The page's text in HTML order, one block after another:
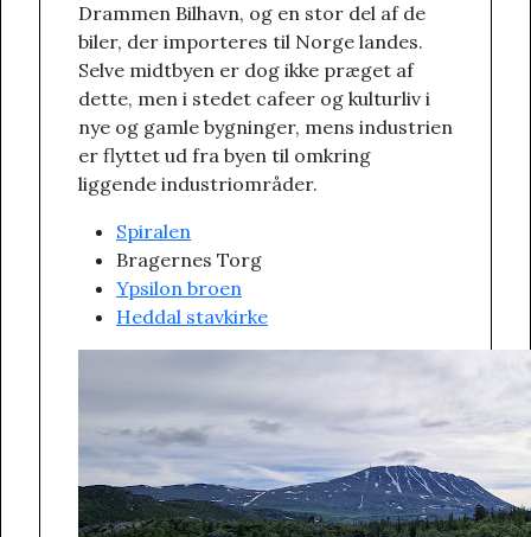
Drammen Bilhavn, og en stor del af de
biler, der importeres til Norge landes.
Selve midtbyen er dog ikke præget af
dette, men i stedet cafeer og kulturliv i
nye og gamle bygninger, mens industrien
er flyttet ud fra byen til omkring
liggende industriområder.
Spiralen
Bragernes Torg
Ypsilon broen
Heddal stavkirke